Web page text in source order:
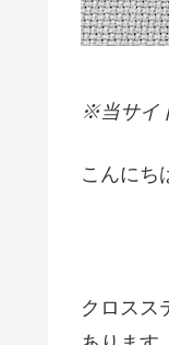
※当サイ
こんにち
クロスス